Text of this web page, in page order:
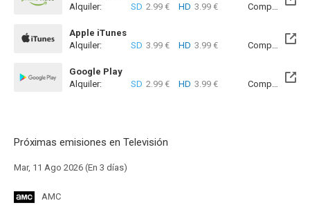
Alquiler:
SD 2.99 € HD 3.99 € Compra: SD
Apple iTunes
Alquiler:
SD 3.99 € HD 3.99 € Compra: SD
Google Play
Alquiler:
SD 2.99 € HD 3.99 € Compra: SD
Próximas emisiones en Televisión
Mar, 11 Ago 2026 (En 3 días)
AMC